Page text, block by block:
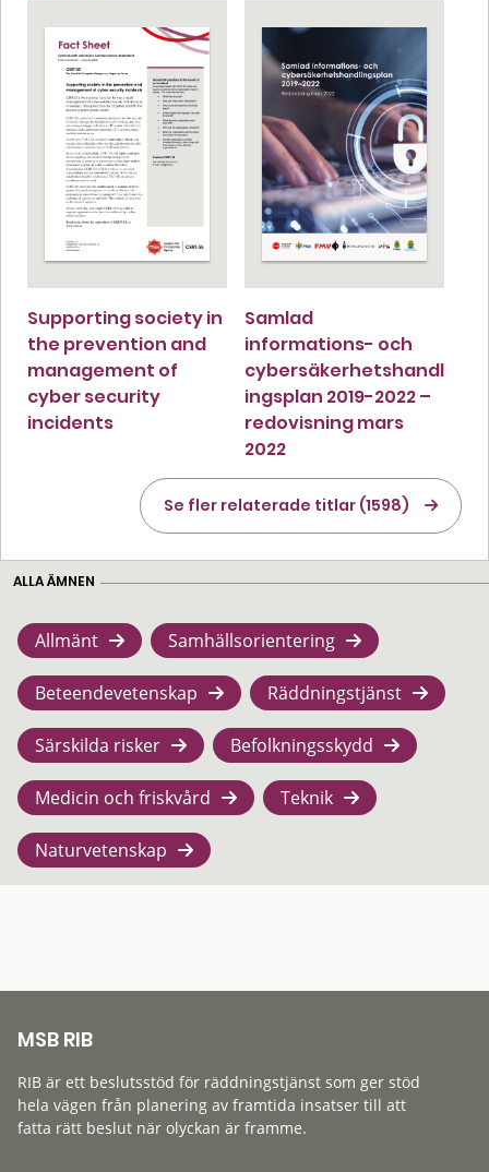
Supporting society in
the prevention and
management of
cyber security
incidents
Samlad
informations- och
cybersäkerhetshandl
ingsplan 2019-2022 –
redovisning mars
2022
Se fler relaterade titlar (1598)
ALLA ÄMNEN
Allmänt Samhällsorientering
Beteendevetenskap Räddningstjänst
Särskilda risker Befolkningsskydd
Medicin och friskvård Teknik
Naturvetenskap
MSB RIB
RIB är ett beslutsstöd för räddningstjänst som ger stöd
hela vägen från planering av framtida insatser till att
fatta rätt beslut när olyckan är framme.